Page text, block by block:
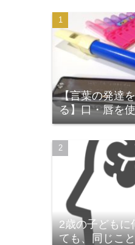
【言葉の発達
る】口・唇を
2歳の子どもに
ても、同じこ